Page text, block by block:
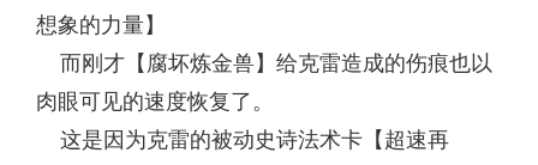
想象的力量】
而刚才【腐坏炼金兽】给克雷造成的伤痕也以
肉眼可见的速度恢复了。
这是因为克雷的被动史诗法术卡【超速再